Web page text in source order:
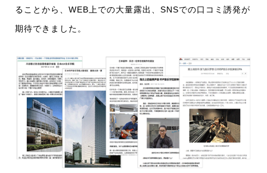
ることから、WEB上での大量露出、SNSでの口コミ誘発が
期待できました。